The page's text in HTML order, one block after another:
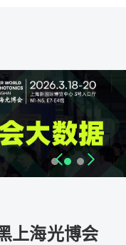
上海光博会